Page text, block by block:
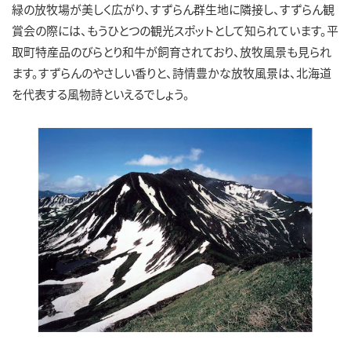
緑の放牧場が美しく広がり、すずらん群生地に隣接し、すずらん観
賞会の際には、もうひとつの観光スポットとして知られています。平
取町特産品のびらとり和牛が飼育されており、放牧風景も見られ
ます。すずらんのやさしい香りと、詩情豊かな放牧風景は、北海道
を代表する風物詩といえるでしょう。